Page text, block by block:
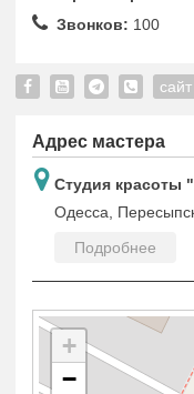
Звонков: 100
сайт
Адрес мастера
Студия красоты
Одесса,
Подробнее
+
−